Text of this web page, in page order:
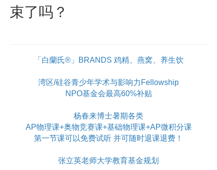
束了吗？
「白蘭氏®」BRANDS 鸡精、燕窝、养生饮
湾区/硅谷青少年学术与影响力Fellowship
NPO基金会最高60%补贴
杨春来博士暑期各类
AP物理课+奥物竞赛课+基础物理课+AP微积分课
第一节课可以免费试听 并可随时退课退费！
张立英老师大学教育基金规划